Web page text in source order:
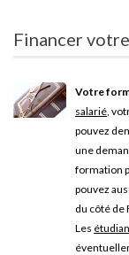
Financer
Votre
salarié,
pouvez
une
formation
pouvez
du côté de
Les